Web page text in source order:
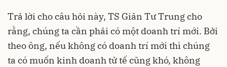
Trả lời cho câu hỏi này, TS Giản Tư Trung cho
rằng, chúng ta cần phải có một doanh trí mới. Bởi
theo ông, nếu không có doanh trí mới thì chúng
ta có muốn kinh doanh tử tế cũng khó, không